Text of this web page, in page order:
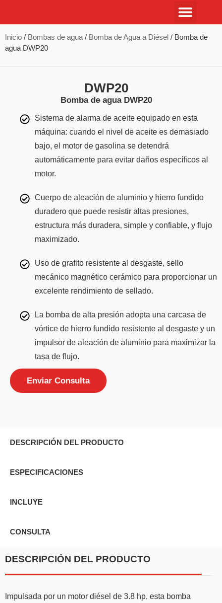
Inicio / Bombas de agua / Bomba de Agua a Diésel / Bomba de
agua DWP20
DWP20
Bomba de agua DWP20
Sistema de alarma de aceite equipado en esta
máquina: cuando el nivel de aceite es demasiado
bajo, el motor de gasolina se detendrá
automáticamente para evitar daños específicos al
motor.
Cuerpo de aleación de aluminio y hierro fundido
duradero que puede resistir altas presiones,
estructura más duradera, simple y confiable, y flujo
maximizado.
Uso de grafito resistente al desgaste, sello
mecánico magnético cerámico para proporcionar un
excelente rendimiento de sellado.
La bomba de alta presión adopta una carcasa de
vórtice de hierro fundido resistente al desgaste y un
impulsor de aleación de aluminio para maximizar la
tasa de flujo.
Enviar Consulta
DESCRIPCIÓN DEL PRODUCTO
ESPECIFICACIONES
INCLUYE
CONSULTA
DESCRIPCIÓN DEL PRODUCTO
Impulsada por un motor diésel de 3.8 hp, esta bomba